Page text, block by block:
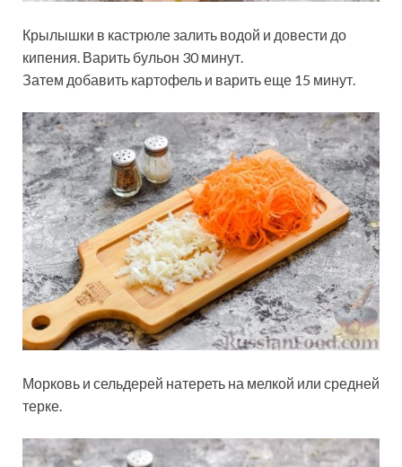
Крылышки в кастрюле залить водой и довести до
кипения. Варить бульон 30 минут.
Затем добавить картофель и варить еще 15 минут.
Морковь и сельдерей натереть на мелкой или средней
терке.